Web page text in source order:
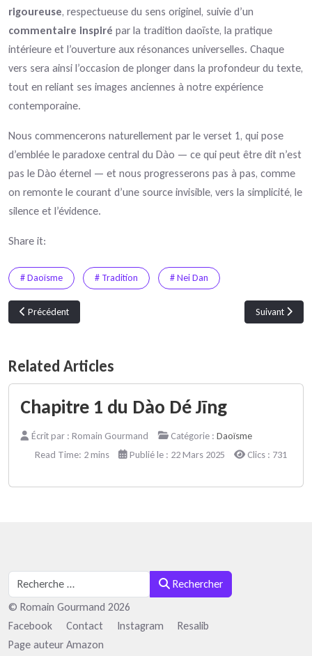
rigoureuse, respectueuse du sens originel, suivie d’un
commentaire inspiré par la tradition daoïste, la pratique
intérieure et l’ouverture aux résonances universelles. Chaque
vers sera ainsi l’occasion de plonger dans la profondeur du texte,
tout en reliant ses images anciennes à notre expérience
contemporaine.
Nous commencerons naturellement par le verset 1, qui pose
d’emblée le paradoxe central du Dào — ce qui peut être dit n’est
pas le Dào éternel — et nous progresserons pas à pas, comme
on remonte le courant d’une source invisible, vers la simplicité, le
silence et l’évidence.
Share it:
# Daoïsme # Tradition # Nei Dan
Article précédent : Chapitre 1 du Dào Dé Jīng
Précédent Article
Suivant
Related Articles
Chapitre 1 du Dào Dé Jīng
Écrit par : Romain Gourmand Catégorie : Daoïsme
Read Time: 2 mins
Publié le : 22 Mars 2025 Clics : 731
Rechercher
Rechercher
© Romain Gourmand 2026
Facebook
Contact Instagram
Resalib
Page auteur Amazon